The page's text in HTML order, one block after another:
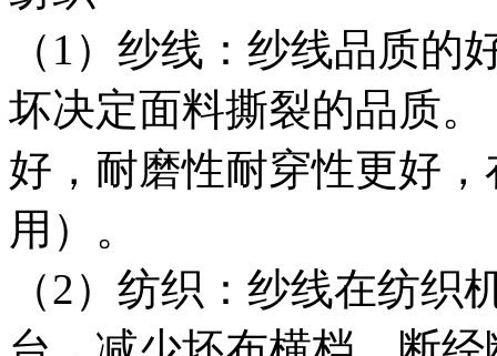
（1）纱线：纱线品质
坏决定面料撕裂的品质
好，耐磨性耐穿性更好
用）。
（2）纺织：纱线在纺